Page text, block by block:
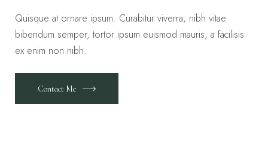
Quisque at ornare ipsum. Curabitur viverra, nibh vitae
bibendum semper, tortor ipsum euismod mauris, a facilisis
ex enim non nibh.
Contact Me